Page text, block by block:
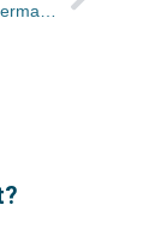
Christoph Hünermann und Dr. Dietmar Schantin gründen Content-House OwnwayMedia